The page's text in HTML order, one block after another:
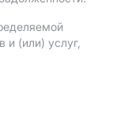
(или) услуг,